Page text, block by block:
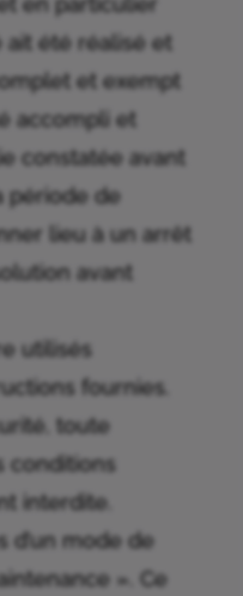
été réalisé et
et exempt
accompli et
constatée avant
période de
lieu à un arrêt
avant
utilisés
fournies.
toute
conditions
interdite.
d’un mode de
». Ce